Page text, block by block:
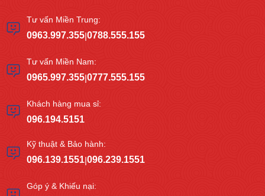
Tư vấn Miền Trung:
0963.997.355|0788.555.155
Tư vấn Miền Nam:
0965.997.355|0777.555.155
Khách hàng mua sỉ:
096.194.5151
Kỹ thuật & Bảo hành:
096.139.1551|096.239.1551
Góp ý & Khiếu nại: